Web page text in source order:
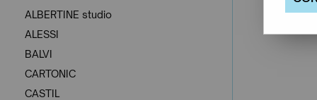
ALBERTINE studio
ALESSI
BALVI
CARTONIC
CASTIL